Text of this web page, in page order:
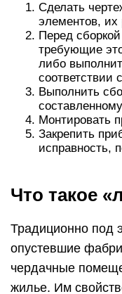
Сделать
элементов, их
Перед
требующие
либо
соответствии
Выполнить
Монтировать
Закрепить
исправность,
Что такое
Традиционно под
опустевшие
чердачные
жилье. Им